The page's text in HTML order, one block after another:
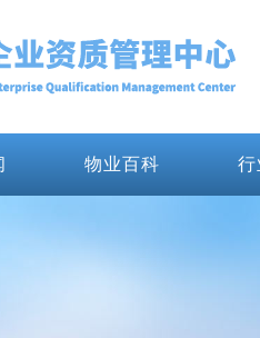
物业百科 行